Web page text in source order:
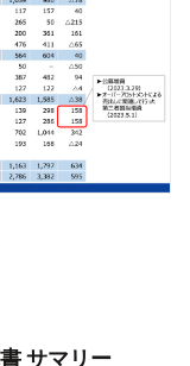
サマリー